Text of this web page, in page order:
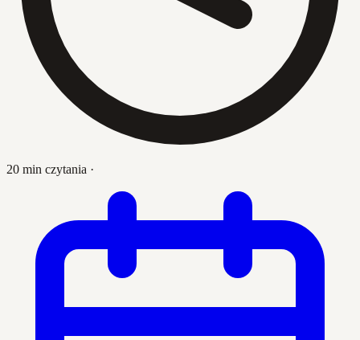
20 min czytania ·